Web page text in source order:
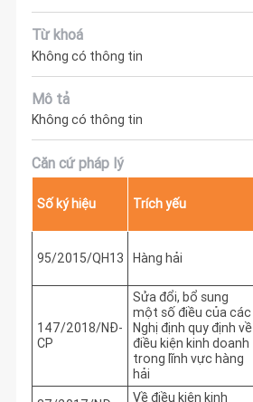
Từ khoá
Không có thông tin
Mô tả
Không có thông tin
Căn cứ pháp lý
Số ký hiệu Trích yếu
95/2015/QH13 Hàng hải
147/2018/NĐ-
CP
Sửa đổi, bổ sung
một số điều của các
Nghị định quy định về
điều kiện kinh doanh
trong lĩnh vực hàng
hải
Về điều kiện kinh